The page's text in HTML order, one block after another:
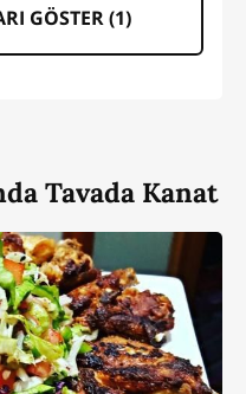
GÖSTER (1)
Tavada Kanat